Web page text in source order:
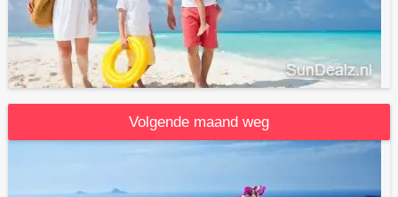
Volgende maand weg